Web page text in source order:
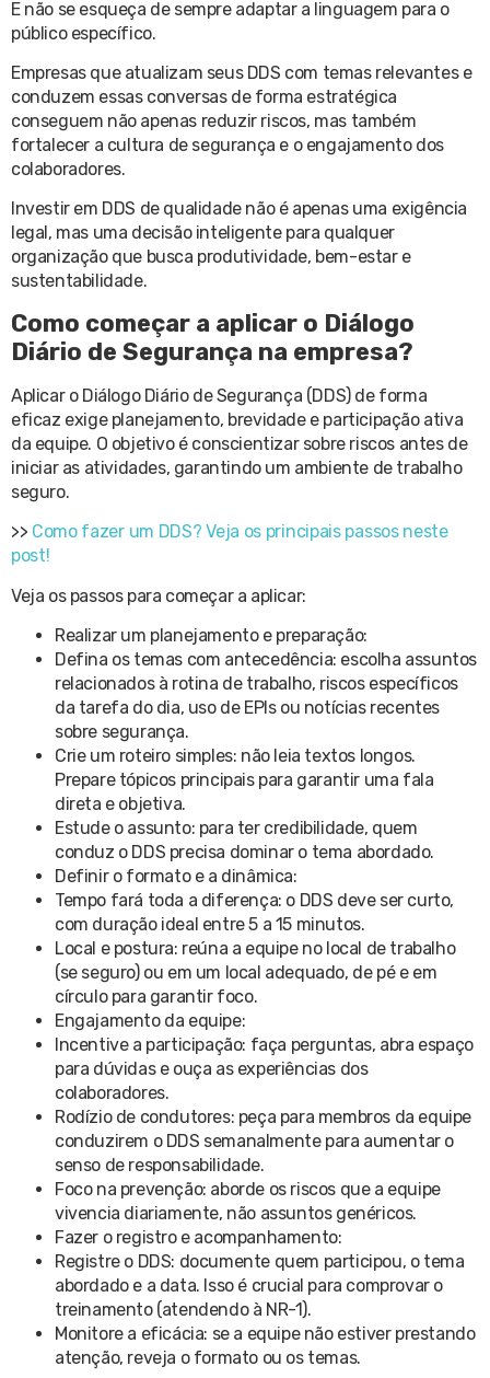
E não se esqueça de sempre adaptar a linguagem para o
público específico.
Empresas que atualizam seus DDS com temas relevantes e
conduzem essas conversas de forma estratégica
conseguem não apenas reduzir riscos, mas também
fortalecer a cultura de segurança e o engajamento dos
colaboradores.
Investir em DDS de qualidade não é apenas uma exigência
legal, mas uma decisão inteligente para qualquer
organização que busca produtividade, bem-estar e
sustentabilidade.
Como começar a aplicar o Diálogo
Diário de Segurança na empresa?
Aplicar o Diálogo Diário de Segurança (DDS) de forma
eficaz exige planejamento, brevidade e participação ativa
da equipe. O objetivo é conscientizar sobre riscos antes de
iniciar as atividades, garantindo um ambiente de trabalho
seguro.
>> Como fazer um DDS? Veja os principais passos neste
post!
Veja os passos para começar a aplicar:
Realizar um planejamento e preparação:
Defina os temas com antecedência: escolha assuntos
relacionados à rotina de trabalho, riscos específicos
da tarefa do dia, uso de EPIs ou notícias recentes
sobre segurança.
Crie um roteiro simples: não leia textos longos.
Prepare tópicos principais para garantir uma fala
direta e objetiva.
Estude o assunto: para ter credibilidade, quem
conduz o DDS precisa dominar o tema abordado.
Definir o formato e a dinâmica:
Tempo fará toda a diferença: o DDS deve ser curto,
com duração ideal entre 5 a 15 minutos.
Local e postura: reúna a equipe no local de trabalho
(se seguro) ou em um local adequado, de pé e em
círculo para garantir foco.
Engajamento da equipe:
Incentive a participação: faça perguntas, abra espaço
para dúvidas e ouça as experiências dos
colaboradores.
Rodízio de condutores: peça para membros da equipe
conduzirem o DDS semanalmente para aumentar o
senso de responsabilidade.
Foco na prevenção: aborde os riscos que a equipe
vivencia diariamente, não assuntos genéricos.
Fazer o registro e acompanhamento:
Registre o DDS: documente quem participou, o tema
abordado e a data. Isso é crucial para comprovar o
treinamento (atendendo à NR-1).
Monitore a eficácia: se a equipe não estiver prestando
atenção, reveja o formato ou os temas.